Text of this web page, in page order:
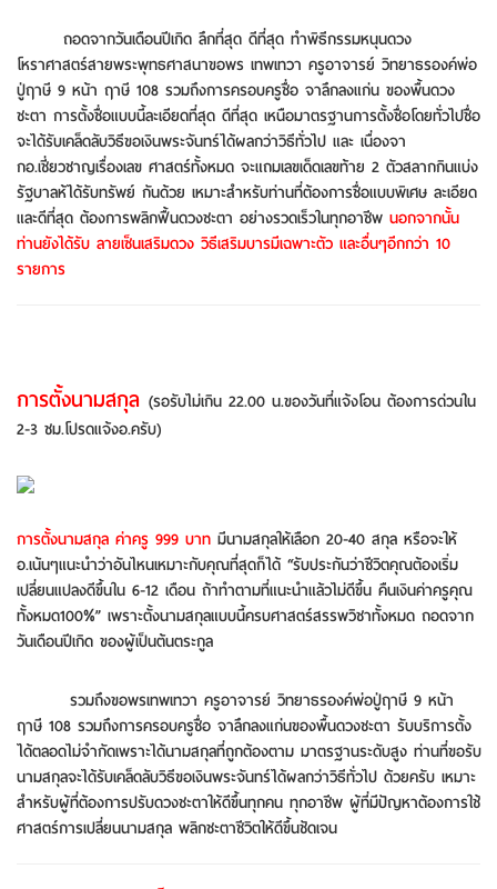
ถอดจากวันเดือนปีเกิด ลึกที่สุด ดีที่สุด ทำพิธีกรรมหนุนดวง
โหราศาสตร์สายพระพุทธศาสนาขอพร เทพเทวา ครูอาจารย์ วิทยาธรองค์พ่อ
ปู่ฤาษี 9 หน้า ฤาษี 108 รวมถึงการครอบครูชื่อ จาลึกลงแก่น ของพื้นดวง
ชะตา การตั้งชื่อแบบนี้ละเอียดที่สุด ดีที่สุด เหนือมาตรฐานการตั้งชื่อโดยทั่วไปชื่อ
จะได้รับเคล็ดลับวิธีขอเงินพระจันทร์ได้ผลกว่าวิธีทั่วไป และ เนื่องจา
กอ.เชี่ยวชาญเรื่องเลข ศาสตร์ทั้งหมด จะแถมเลขเด็ดเลขท้าย 2 ตัวสลากกินแบ่ง
รัฐบาลห้ได้รับทรัพย์ กันด้วย เหมาะสำหรับท่านที่ต้องการชื่อแบบพิเศษ ละเอียด
และดีที่สุด ต้องการพลิกฟื้นดวงชะตา อย่างรวดเร็วในทุกอาชีพ นอกจากนั้น
ท่านยังได้รับ ลายเซ็นเสริมดวง วิธีเสริมบารมีเฉพาะตัว และอื่นๆอีกกว่า 10
รายการ
การตั้งนามสกุล (รอรับไม่เกิน 22.00 น.ของวันที่แจ้งโอน ต้องการด่วนใน
2-3 ชม.โปรดแจ้งอ.ครับ)
การตั้งนามสกุล ค่าครู 999 บาท มีนามสกุลให้เลือก 20-40 สกุล หรือจะให้
อ.เน้นๆแนะนำว่าอันไหนเหมาะกับคุณที่สุดก็ได้ “รับประกันว่าชีวิตคุณต้องเริ่ม
เปลี่ยนแปลงดีขึ้นใน 6-12 เดือน ถ้าทำตามที่แนะนำแล้วไม่ดีขึ้น คืนเงินค่าครูคุณ
ทั้งหมด100%” เพราะตั้งนามสกุลแบบนี้ครบศาสตร์สรรพวิชาทั้งหมด ถอดจาก
วันเดือนปีเกิด ของผู้เป็นต้นตระกูล
รวมถึงขอพรเทพเทวา ครูอาจารย์ วิทยาธรองค์พ่อปู่ฤาษี 9 หน้า
ฤาษี 108 รวมถึงการครอบครูชื่อ จาลึกลงแก่นของพื้นดวงชะตา รับบริการตั้ง
ได้ตลอดไม่จำกัดเพราะได้นามสกุลที่ถูกต้องตาม มาตรฐานระดับสูง ท่านที่ขอรับ
นามสกุลจะได้รับเคล็ดลับวิธีขอเงินพระจันทร์ได้ผลกว่าวิธีทั่วไป ด้วยครับ เหมาะ
สำหรับผู้ที่ต้องการปรับดวงชะตาให้ดีขึ้นทุกคน ทุกอาชีพ ผู้ที่มีปัญหาต้องการใช้
ศาสตร์การเปลี่ยนนามสกุล พลิกชะตาชีวิตให้ดีขึ้นชัดเจน